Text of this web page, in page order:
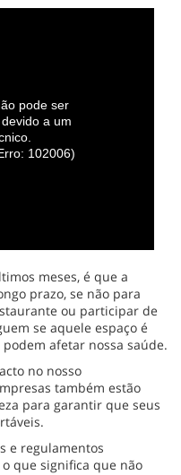
pode ser
a um
102006)
meses, é que a
prazo, se não para
ou participar de
se aquele espaço é
afetar nossa saúde.
no nosso
também estão
para garantir que seus
e regulamentos
que significa que não